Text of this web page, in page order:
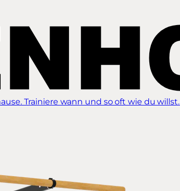
Trainiere wann und so oft wie du willst.